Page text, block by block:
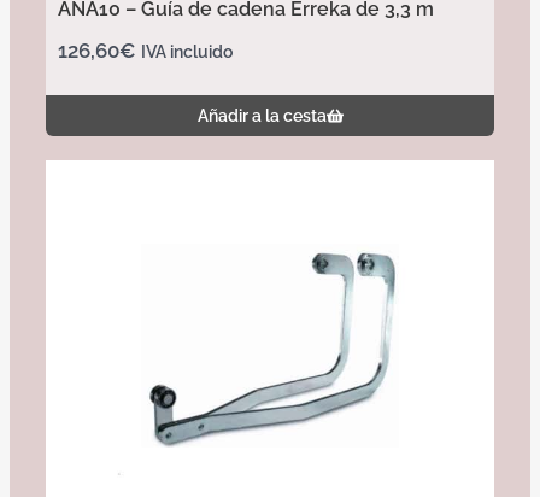
ANA10 – Guía de cadena Erreka de 3,3 m
126,60€ IVA incluido
Añadir a la cesta